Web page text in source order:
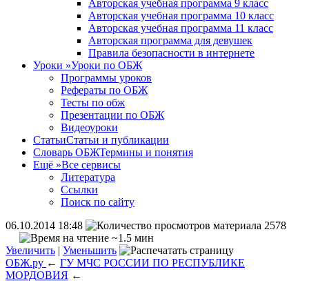
Авторская учебная программа 9 класс
Авторская учебная программа 10 класс
Авторская учебная программа 11 класс
Авторская программа для девушек
Правила безопасности в интернете
Уроки »Уроки по ОБЖ
Программы уроков
Рефераты по ОБЖ
Тесты по обж
Презентации по ОБЖ
Видеоуроки
СтатьиСтатьи и публикации
Словарь ОБЖТермины и понятия
Ещё »Все сервисы
Литература
Ссылки
Поиск по сайту
06.10.2014 18:48
2578
~1.5 мин
Увеличить | Уменьшить
ОБЖ.ру ← ГУ МЧС РОССИИ ПО РЕСПУБЛИКЕ
МОРДОВИЯ ←